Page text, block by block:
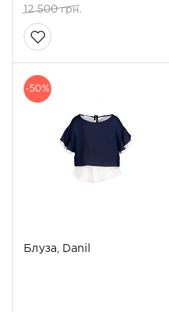
12 500 грн.
-50%
Блуза, Danil